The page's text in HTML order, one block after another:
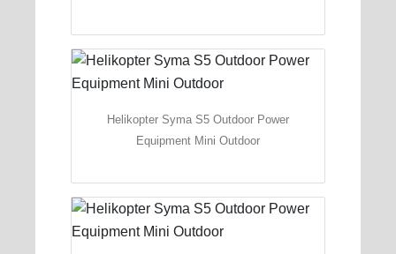
Helikopter Syma S5 Outdoor Power
Equipment Mini Outdoor